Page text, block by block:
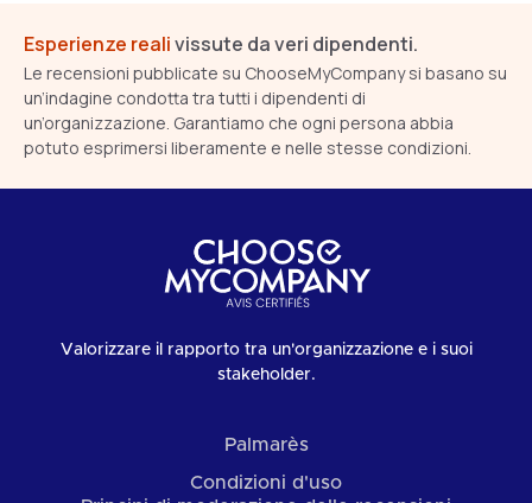
Esperienze realivissute da veri dipendenti.
Le recensioni pubblicate su ChooseMyCompany si basano su
un’indagine condotta tra tutti i dipendenti di
un’organizzazione. Garantiamo che ogni persona abbia
potuto esprimersi liberamente e nelle stesse condizioni.
Valorizzare il rapporto tra un'organizzazione e i suoi
stakeholder.
Palmarès
Condizioni d'uso